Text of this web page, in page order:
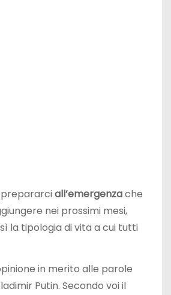
prepararciall’emergenzache
nei prossimi mesi,
la tipologia di vita a cui tutti
in merito alle parole
Putin. Secondo voi il